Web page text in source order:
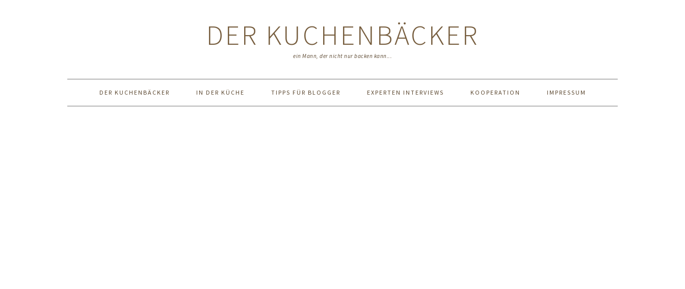
DER KUCHENBÄCKER
ein Mann, der nicht nur backen kann...
DER KUCHENBÄCKER IN DER KÜCHE TIPPS FÜR BLOGGER EXPERTEN INTERVIEWS KOOPERATION IMPRESSUM